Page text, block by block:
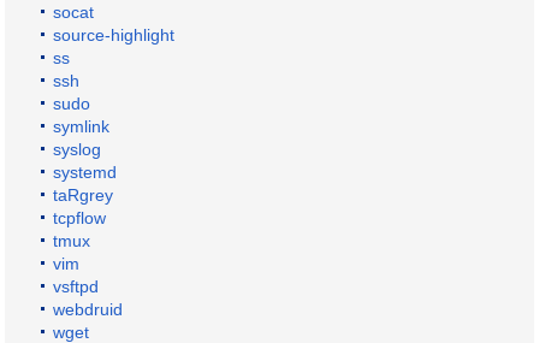
socat
source-highlight
ss
ssh
sudo
symlink
syslog
systemd
taRgrey
tcpflow
tmux
vim
vsftpd
webdruid
wget